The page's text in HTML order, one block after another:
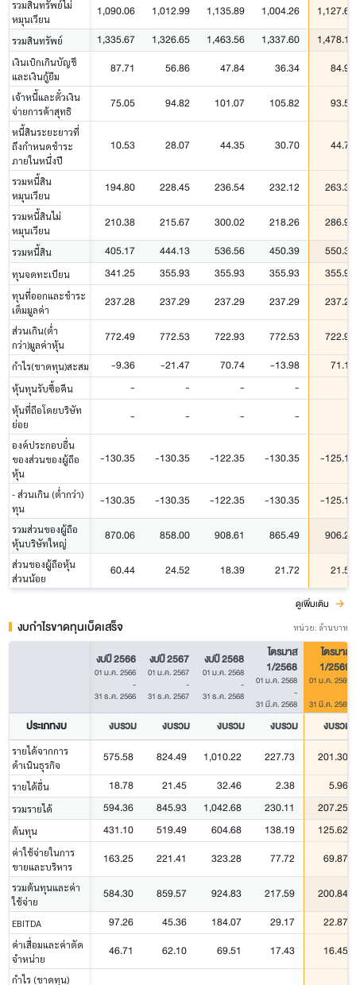
รวมสินทรัพย์ไม่
หมุนเวียน
1,090.06 1,012.99 1,135.89 1,004.26 1,127.60
รวมสินทรัพย์ 1,335.67 1,326.65 1,463.56 1,337.60 1,478.15
เงินเบิกเกินบัญชี
และเงินกู้ยืม
87.71 56.86 47.84 36.34 84.99
เจ้าหนี้และตั๋วเงิน
จ่ายการค้าสุทธิ
75.05 94.82 101.07 105.82 93.52
หนี้สินระยะยาวที่
ถึงกำหนดชำระ
ภายในหนึ่งปี
10.53 28.07 44.35 30.70 44.73
รวมหนี้สิน
หมุนเวียน
194.80 228.45 236.54 232.12 263.31
รวมหนี้สินไม่
หมุนเวียน
210.38 215.67 300.02 218.26 286.99
รวมหนี้สิน 405.17 444.13 536.56 450.39 550.31
ทุนจดทะเบียน 341.25 355.93 355.93 355.93 355.93
ทุนที่ออกและชำระ
เต็มมูลค่า
237.28 237.29 237.29 237.29 237.29
ส่วนเกิน(ต่ำ
กว่า)มูลค่าหุ้น
772.49 772.53 722.93 772.53 722.93
กำไร(ขาดทุน)สะสม -9.36 -21.47 70.74 -13.98 71.19
หุ้นทุนรับซื้อคืน - - - -
หุ้นที่ถือโดยบริษัท
ย่อย
- - - -
องค์ประกอบอื่น
ของส่วนของผู้ถือ
หุ้น
-130.35 -130.35 -122.35 -130.35 -125.12
- ส่วนเกิน (ต่ำกว่า)
ทุน
-130.35 -130.35 -122.35 -130.35 -125.12
รวมส่วนของผู้ถือ
หุ้นบริษัทใหญ่
870.06 858.00 908.61 865.49 906.29
ส่วนของผู้ถือหุ้น
ส่วนน้อย
60.44 24.52 18.39 21.72 21.55
ดูเพิ่มเติม
งบกำไรขาดทุนเบ็ดเสร็จ หน่วย: ล้านบาท
งบปี 2566
01 ม.ค. 2566
-
31 ธ.ค. 2566
งบปี 2567
01 ม.ค. 2567
-
31 ธ.ค. 2567
งบปี 2568
01 ม.ค. 2568
-
31 ธ.ค. 2568
ไตรมาส
1/2568
01 ม.ค. 2568
-
31 มี.ค. 2568
ไตรมาส
1/2569
01 ม.ค. 2569
31 มี.ค. 2569
ประเภทงบ งบรวม งบรวม งบรวม งบรวม งบรวม
รายได้จากการ
ดำเนินธุรกิจ
575.58 824.49 1,010.22 227.73 201.30
รายได้อื่น 18.78 21.45 32.46 2.38 5.96
รวมรายได้ 594.36 845.93 1,042.68 230.11 207.25
ต้นทุน 431.10 519.49 604.68 138.19 125.62
ค่าใช้จ่ายในการ
ขายและบริหาร
163.25 221.41 323.28 77.72 69.87
รวมต้นทุนและค่า
ใช้จ่าย
584.30 859.57 924.83 217.59 200.84
EBITDA 97.26 45.36 184.07 29.17 22.87
ค่าเสื่อมและค่าตัด
จำหน่าย
46.71 62.10 69.51 17.43 16.45
กำไร (ขาดทุน)